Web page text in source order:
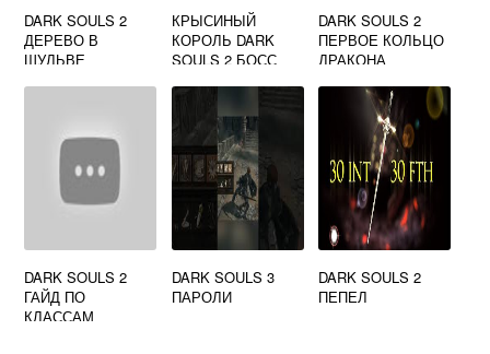
DARK SOULS 2
ДЕРЕВО В
ШУЛЬВЕ
КРЫСИНЫЙ
КОРОЛЬ DARK
SOULS 2 БОСС
DARK SOULS 2
ПЕРВОЕ КОЛЬЦО
ДРАКОНА
DARK SOULS 2
ГАЙД ПО
КЛАССАМ
DARK SOULS 3
ПАРОЛИ
DARK SOULS 2
ПЕПЕЛ